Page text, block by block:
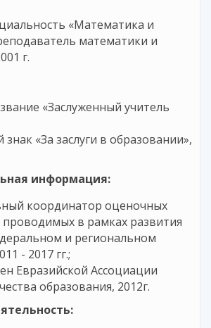
«Математика и
математики и
г.
«Заслуженный учитель
«За заслуги в образовании»,
информация:
координатор оценочных
в рамках развития
и региональном
- 2017 гг.;
Евразийской Ассоциации
образования, 2012г.